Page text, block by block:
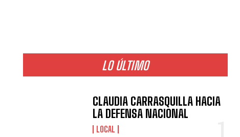
LO ÚLTIMO
CLAUDIA CARRASQUILLA HACIA
LA DEFENSA NACIONAL
LOCAL